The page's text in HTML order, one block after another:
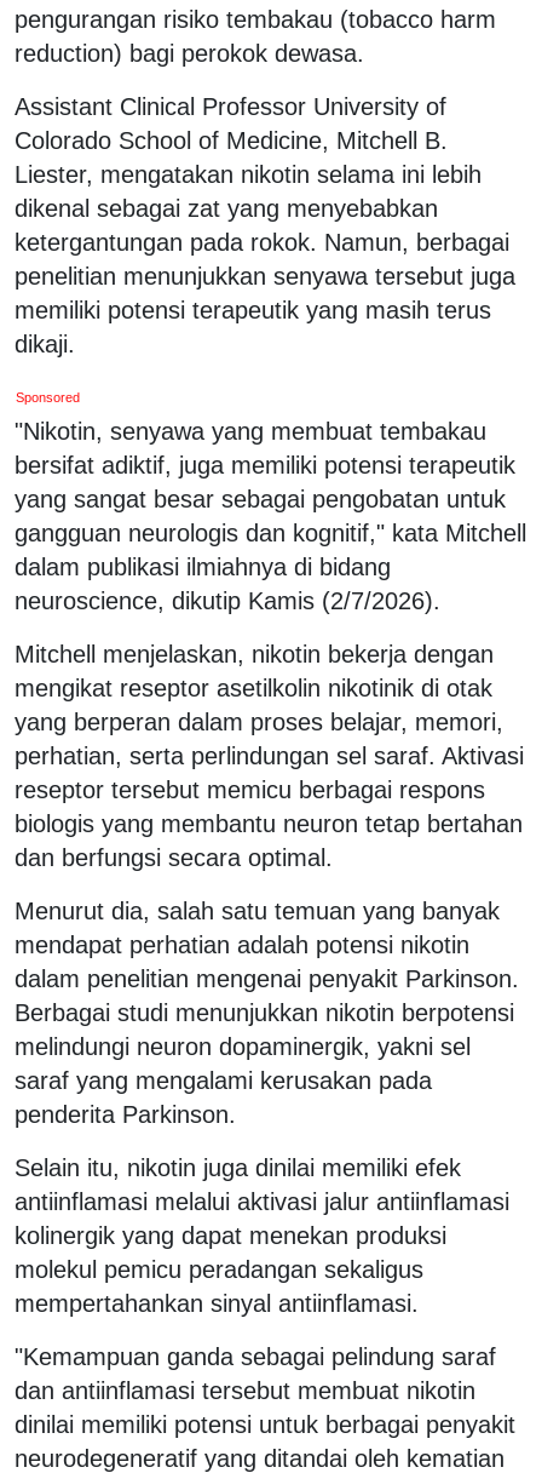
pengurangan risiko tembakau (tobacco harm
reduction) bagi perokok dewasa.
Assistant Clinical Professor University of
Colorado School of Medicine, Mitchell B.
Liester, mengatakan nikotin selama ini lebih
dikenal sebagai zat yang menyebabkan
ketergantungan pada rokok. Namun, berbagai
penelitian menunjukkan senyawa tersebut juga
memiliki potensi terapeutik yang masih terus
dikaji.
Sponsored
"Nikotin, senyawa yang membuat tembakau
bersifat adiktif, juga memiliki potensi terapeutik
yang sangat besar sebagai pengobatan untuk
gangguan neurologis dan kognitif," kata Mitchell
dalam publikasi ilmiahnya di bidang
neuroscience, dikutip Kamis (2/7/2026).
Mitchell menjelaskan, nikotin bekerja dengan
mengikat reseptor asetilkolin nikotinik di otak
yang berperan dalam proses belajar, memori,
perhatian, serta perlindungan sel saraf. Aktivasi
reseptor tersebut memicu berbagai respons
biologis yang membantu neuron tetap bertahan
dan berfungsi secara optimal.
Menurut dia, salah satu temuan yang banyak
mendapat perhatian adalah potensi nikotin
dalam penelitian mengenai penyakit Parkinson.
Berbagai studi menunjukkan nikotin berpotensi
melindungi neuron dopaminergik, yakni sel
saraf yang mengalami kerusakan pada
penderita Parkinson.
Selain itu, nikotin juga dinilai memiliki efek
antiinflamasi melalui aktivasi jalur antiinflamasi
kolinergik yang dapat menekan produksi
molekul pemicu peradangan sekaligus
mempertahankan sinyal antiinflamasi.
"Kemampuan ganda sebagai pelindung saraf
dan antiinflamasi tersebut membuat nikotin
dinilai memiliki potensi untuk berbagai penyakit
neurodegeneratif yang ditandai oleh kematian